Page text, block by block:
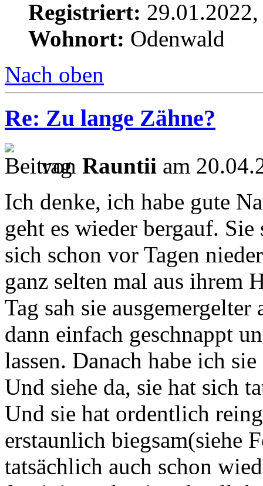
Registriert:
Wohnort: Odenwald
Nach oben
Re: Zu lange Zähne?
von Rauntii am
Ich denke, ich habe gute
geht es wieder bergauf.
sich schon vor Tagen
ganz selten mal aus ihrem
Tag sah sie
dann einfach geschnappt
lassen. Danach habe ich
Und siehe da, sie hat sich
Und sie hat ordentlich
erstaunlich biegsam(siehe
tatsächlich auch schon